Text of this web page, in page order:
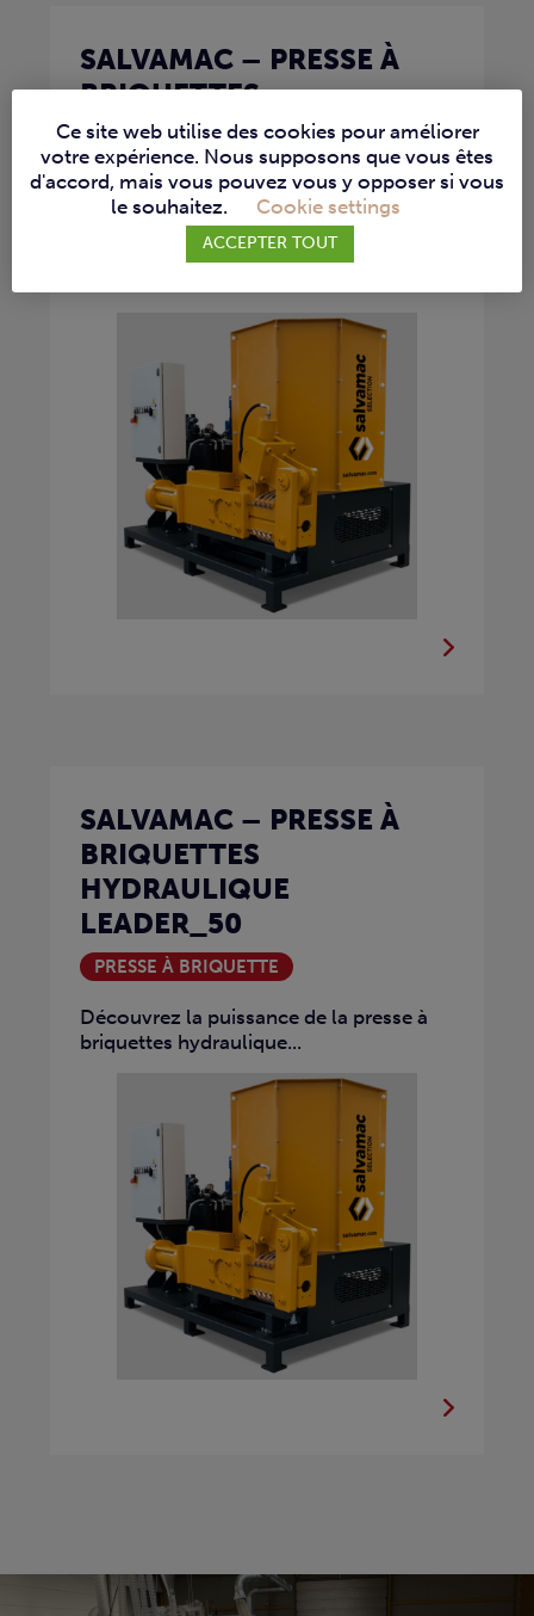
SALVAMAC – PRESSE À
BRIQUETTES
HYDRAULIQUE
LEADER_60
PRESSE À BRIQUETTE
Découvrez la puissance de la presse à
SALVAMAC – PRESSE À
BRIQUETTES
HYDRAULIQUE
LEADER_50
PRESSE À BRIQUETTE
Découvrez la puissance de la presse à
briquettes hydraulique...
Ce site web utilise des cookies pour améliorer
votre expérience. Nous supposons que vous êtes
d'accord, mais vous pouvez vous y opposer si vous
le souhaitez.
Cookie settings
ACCEPTER TOUT